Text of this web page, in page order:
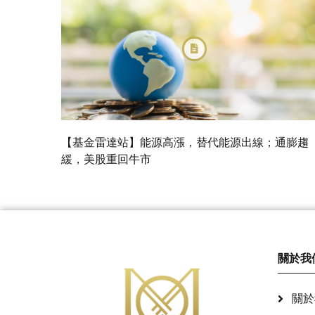
【基金雷達站】能源高漲，替代能源出線；通膨趨
緩，美股重回牛市
關於我
關